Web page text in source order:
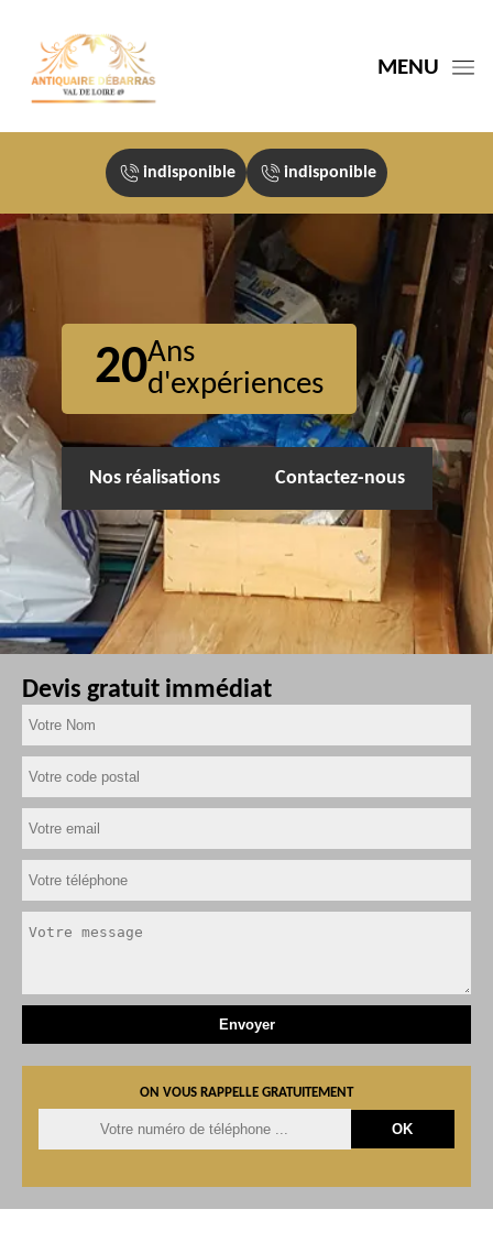
MENU
indisponible indisponible
20Ans
d'expériences
Nos réalisations Contactez-nous
Devis gratuit immédiat
ON VOUS RAPPELLE GRATUITEMENT